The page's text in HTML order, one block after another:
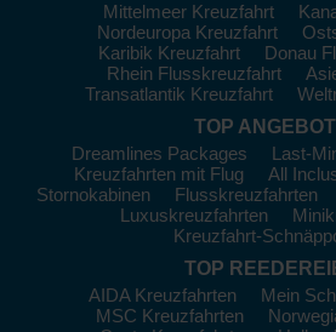
Mittelmeer Kreuzfahrt
Nordeuropa Kreuzfahrt
Karibik Kreuzfahrt
Donau
Rhein Flusskreuzfahrt
Transatlantik Kreuzfahrt
TOP
Dreamlines Packages
Last-
Kreuzfahrten mit Flug
All
Stornokabinen
Flusskreuzfahrten
Luxuskreuzfahrten
Kreuzfahrt-
TOP
AIDA Kreuzfahrten
Mein
MSC Kreuzfahrten